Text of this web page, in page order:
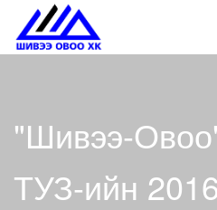
"Шивээ-
ТУЗ-ийн